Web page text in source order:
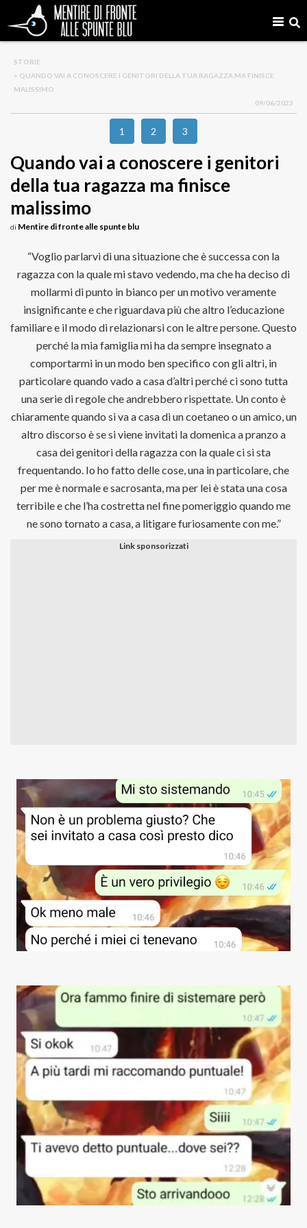
STORIE
> QUANDO VAI A CONOSCERE I GENITORI DELLA TUA RAGAZZA MA FINISCE
MALISSIMO
09/06/2023
1 2 3
Quando vai a conoscere i genitori
della tua ragazza ma finisce
malissimo
di Mentire di fronte alle spunte blu
“Voglio parlarvi di una situazione che è successa con la
ragazza con la quale mi stavo vedendo, ma che ha deciso di
mollarmi di punto in bianco per un motivo veramente
insignificante e che riguardava più che altro l’educazione
familiare e il modo di relazionarsi con le altre persone. Questo
perché la mia famiglia mi ha da sempre insegnato a
comportarmi in un modo ben specifico con gli altri, in
particolare quando vado a casa d’altri perché ci sono tutta
una serie di regole che andrebbero rispettate. Un conto è
chiaramente quando si va a casa di un coetaneo o un amico, un
altro discorso è se si viene invitati la domenica a pranzo a
casa dei genitori della ragazza con la quale ci si sta
frequentando. Io ho fatto delle cose, una in particolare, che
per me è normale e sacrosanta, ma per lei è stata una cosa
terribile e che l’ha costretta nel fine pomeriggio quando me
ne sono tornato a casa, a litigare furiosamente con me.”